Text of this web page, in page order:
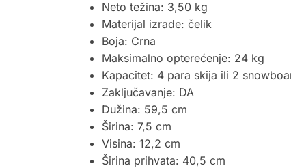
Neto težina: 3,50 kg
Materijal izrade: čelik
Boja: Crna
Maksimalno opterećenje: 24 kg
Kapacitet: 4 para skija ili 2
Zaključavanje: DA
Dužina: 59,5 cm
Širina: 7,5 cm
Visina: 12,2 cm
Širina prihvata: 40,5 cm